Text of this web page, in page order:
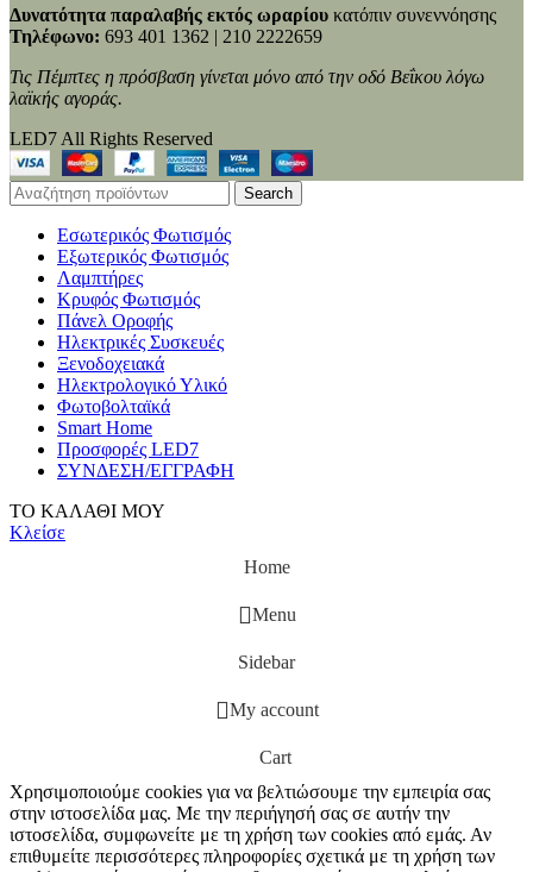
Δυνατότητα παραλαβής εκτός ωραρίου κατόπιν συνεννόησης
Τηλέφωνο: 693 401 1362 | 210 2222659
Τις Πέμπτες η πρόσβαση γίνεται μόνο από την οδό Βεΐκου λόγω
λαϊκής αγοράς.
LED7 All Rights Reserved
Search
Εσωτερικός Φωτισμός
Εξωτερικός Φωτισμός
Λαμπτήρες
Κρυφός Φωτισμός
Πάνελ Οροφής
Ηλεκτρικές Συσκευές
Ξενοδοχειακά
Ηλεκτρολογικό Υλικό
Φωτοβολταϊκά
Smart Home
Προσφορές LED7
ΣΥΝΔΕΣΗ/ΕΓΓΡΑΦΗ
ΤΟ ΚΑΛΑΘΙ ΜΟΥ
Κλείσε
Home
Menu
Sidebar
My account
Cart
Χρησιμοποιούμε cookies για να βελτιώσουμε την εμπειρία σας
στην ιστοσελίδα μας. Με την περιήγησή σας σε αυτήν την
ιστοσελίδα, συμφωνείτε με τη χρήση των cookies από εμάς. Αν
επιθυμείτε περισσότερες πληροφορίες σχετικά με τη χρήση των